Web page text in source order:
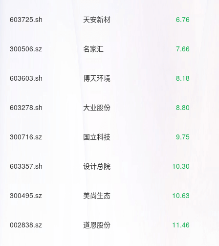
603725.sh 天安新材 6.76
300506.sz 名家汇 7.66
603603.sh 博天环境 8.18
603278.sh 大业股份 8.80
300716.sz 国立科技 9.75
603357.sh 设计总院 10.30
300495.sz 美尚生态 10.63
002838.sz 道恩股份 11.46